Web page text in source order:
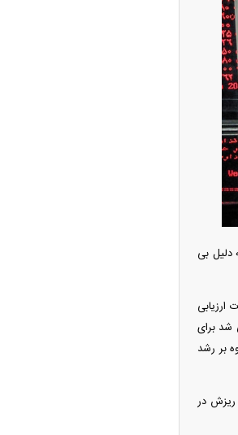
دلیل بی
ارزیابی
شد برای
بر رشد
۱۶۰ هزار واحدی رسید. این ریزش در